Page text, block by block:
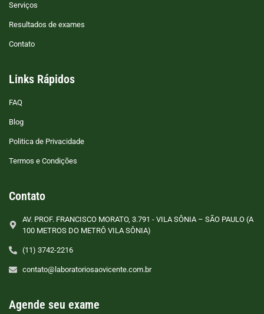
Serviços
Resultados de exames
Contato
Links Rápidos
FAQ
Blog
Politica de Privacidade
Termos e Condições
Contato
AV. PROF. FRANCISCO MORATO, 3.791 - VILA SÔNIA – SÃO PAULO (A
100 METROS DO METRÔ VILA SÔNIA)
(11) 3742-2216
contato@laboratoriosaovicente.com.br
Agende seu exame